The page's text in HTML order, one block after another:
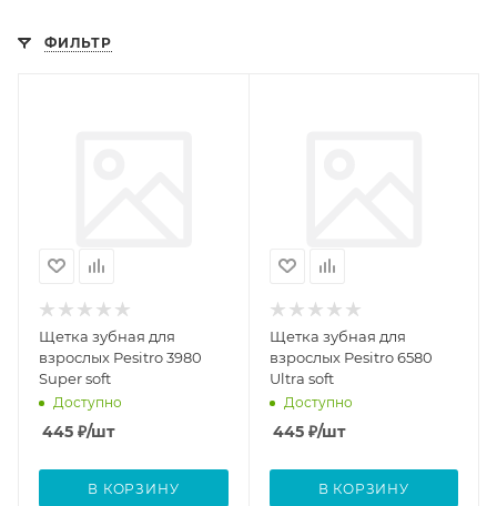
ФИЛЬТР
Щетка зубная для
взрослых Pesitro 3980
Super soft
Доступно
445 ₽/шт
В КОРЗИНУ
Щетка зубная для
взрослых Pesitro 6580
Ultra soft
Доступно
445₽/шт
В КОРЗИНУ